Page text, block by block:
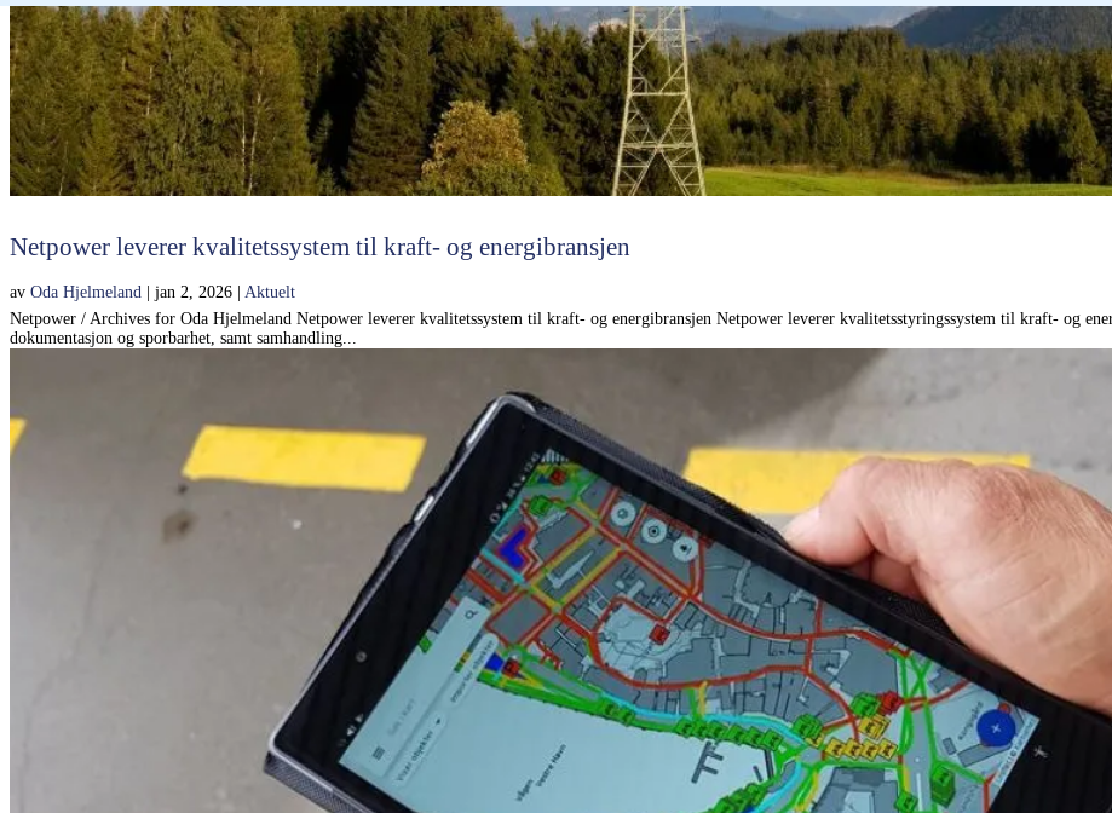
Netpower leverer kvalitetssystem til kraft- og energibransjen
av Oda Hjelmeland jan 2, 2026
Aktuelt
Netpower / Archives for Oda Hjelmeland Netpower leverer kvalitetssystem til kraft- og energibransjen Netpower leverer kvalitetsstyringssystem til kraft- og
dokumentasjon og sporbarhet, samt samhandling...